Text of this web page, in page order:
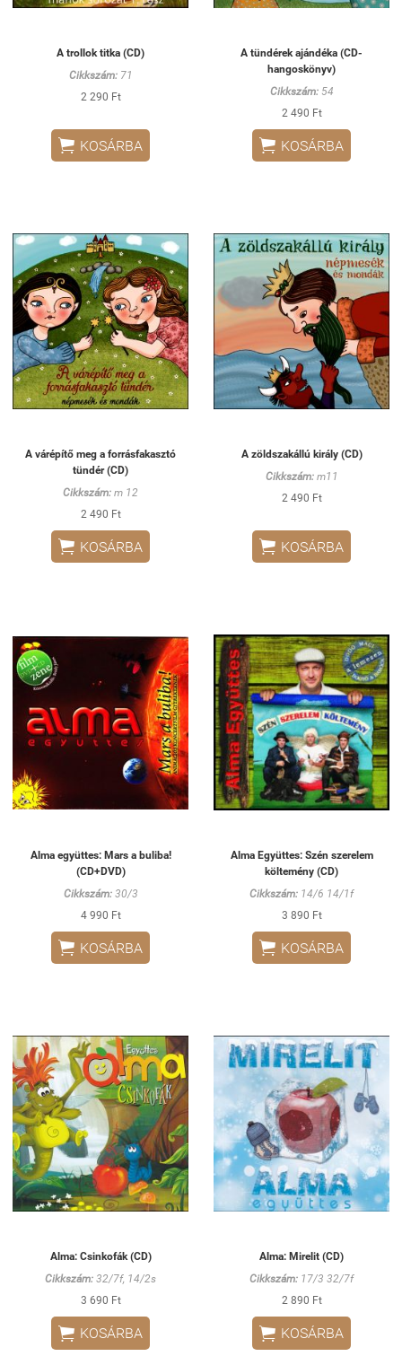
A trollok titka (CD)
Cikkszám:71
2 290 Ft
 KOSÁRBA
A tündérek ajándéka (CD-
hangoskönyv)
Cikkszám:54
2 490 Ft
 KOSÁRBA
A várépítő meg a forrásfakasztó
tündér (CD)
Cikkszám: m 12
2 490 Ft
 KOSÁRBA
A zöldszakállú király (CD)
Cikkszám:m11
2 490 Ft
 KOSÁRBA
Alma együttes: Mars a buliba!
(CD+DVD)
Cikkszám:30/3
4 990 Ft
 KOSÁRBA
Alma Együttes: Szén szerelem
költemény (CD)
Cikkszám: 14/6 14/1f
3 890 Ft
 KOSÁRBA
Alma: Csinkofák (CD)
Cikkszám: 32/7f, 14/2s
3 690 Ft
 KOSÁRBA
Alma: Mirelit (CD)
Cikkszám: 17/3 32/7f
2 890 Ft
 KOSÁRBA